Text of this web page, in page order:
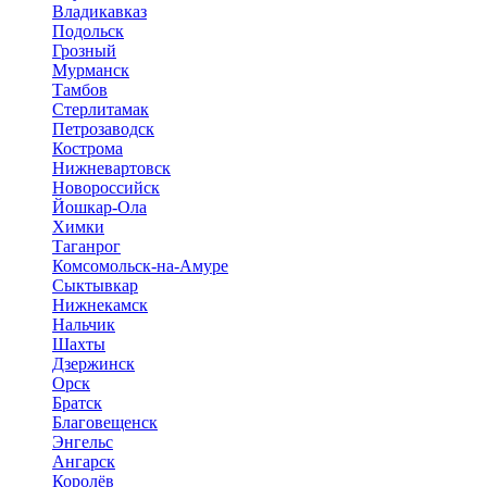
Владикавказ
Подольск
Грозный
Мурманск
Тамбов
Стерлитамак
Петрозаводск
Кострома
Нижневартовск
Новороссийск
Йошкар-Ола
Химки
Таганрог
Комсомольск-на-Амуре
Сыктывкар
Нижнекамск
Нальчик
Шахты
Дзержинск
Орск
Братск
Благовещенск
Энгельс
Ангарск
Королёв